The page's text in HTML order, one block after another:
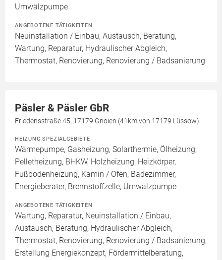
Umwälzpumpe
ANGEBOTENE TÄTIGKEITEN
Neuinstallation / Einbau, Austausch, Beratung,
Wartung, Reparatur, Hydraulischer Abgleich,
Thermostat, Renovierung, Renovierung / Badsanierung
Päsler & Päsler GbR
Friedensstraße 45, 17179 Gnoien (41km von 17179 Lüssow)
HEIZUNG SPEZIALGEBIETE
Wärmepumpe, Gasheizung, Solarthermie, Ölheizung,
Pelletheizung, BHKW, Holzheizung, Heizkörper,
Fußbodenheizung, Kamin / Ofen, Badezimmer,
Energieberater, Brennstoffzelle, Umwälzpumpe
ANGEBOTENE TÄTIGKEITEN
Wartung, Reparatur, Neuinstallation / Einbau,
Austausch, Beratung, Hydraulischer Abgleich,
Thermostat, Renovierung, Renovierung / Badsanierung,
Erstellung Energiekonzept, Fördermittelberatung,